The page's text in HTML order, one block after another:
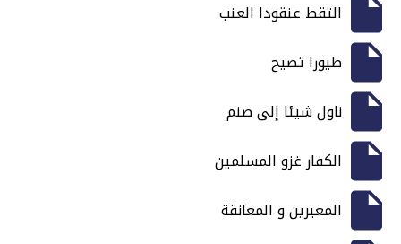
التقط عنقودا العنب
طيورا تصيح
ناول شيئا إلى صنم
الكفار غزو المسلمين
المعبرين و المعانقة